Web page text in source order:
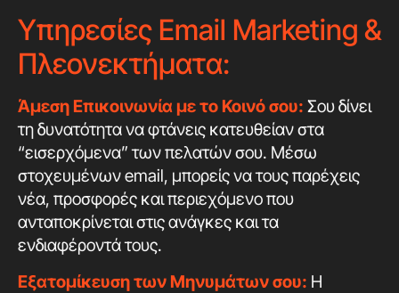
Υπηρεσίες Email Marketing &
Πλεονεκτήματα:
Άμεση Επικοινωνία με το Κοινό σου: Σου δίνει
τη δυνατότητα να φτάνεις κατευθείαν στα
“εισερχόμενα” των πελατών σου. Μέσω
στοχευμένων email, μπορείς να τους παρέχεις
νέα, προσφορές και περιεχόμενο που
ανταποκρίνεται στις ανάγκες και τα
ενδιαφέροντά τους.
Εξατομίκευση των Μηνυμάτων σου: Η